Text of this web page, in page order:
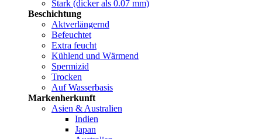
Stark (dicker als 0.07 mm)
Beschichtung
Aktverlängernd
Befeuchtet
Extra feucht
Kühlend und Wärmend
Spermizid
Trocken
Auf Wasserbasis
Markenherkunft
Asien & Australien
Indien
Japan